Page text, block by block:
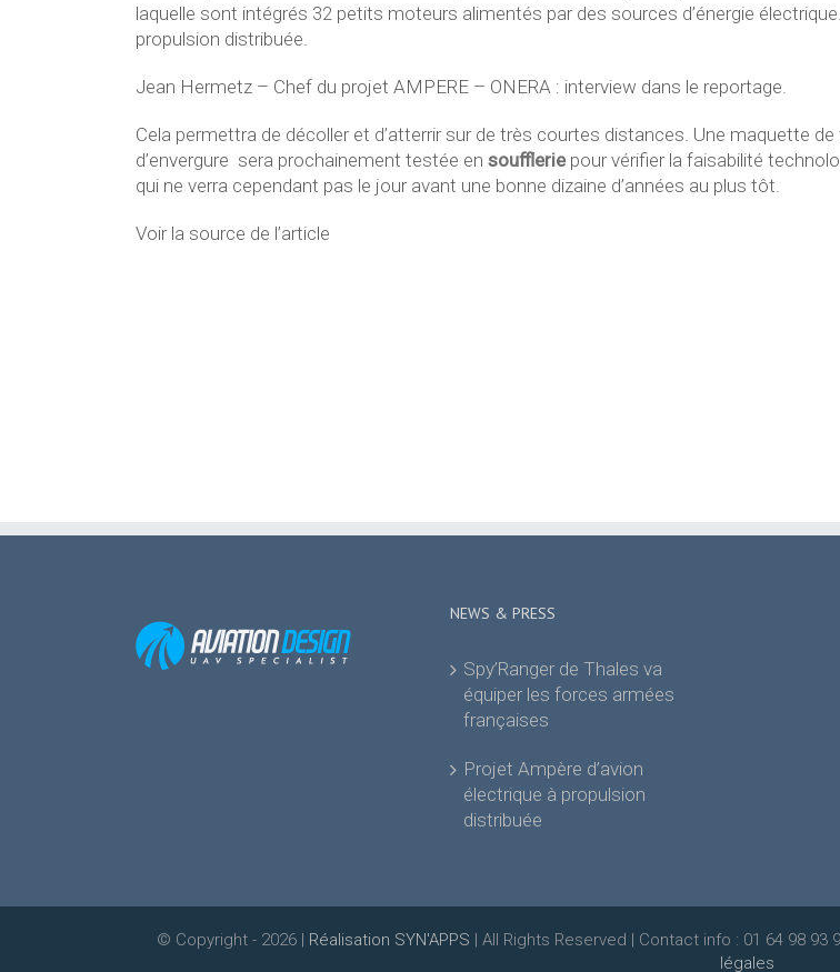
laquelle sont intégrés 32 petits moteurs alimentés par des sources d’énergie
propulsion distribuée.
Jean Hermetz – Chef du projet AMPERE – ONERA : interview dans le reportage.
Cela permettra de décoller et d’atterrir sur de très courtes distances. Une maquette
d’envergure sera prochainement testée en souffleriepour vérifier la faisabilité
qui ne verra cependant pas le jour avant une bonne dizaine d’années au plus tôt.
Voir la source de l’article
NEWS & PRESS
Spy’Ranger de Thales va
équiper les forces armées
françaises
Projet Ampère d’avion
électrique à propulsion
distribuée
© Copyright - 2026 | Réalisation SYN'APPS | All Rights Reserved | Contact info : 01 64 98 93
légales